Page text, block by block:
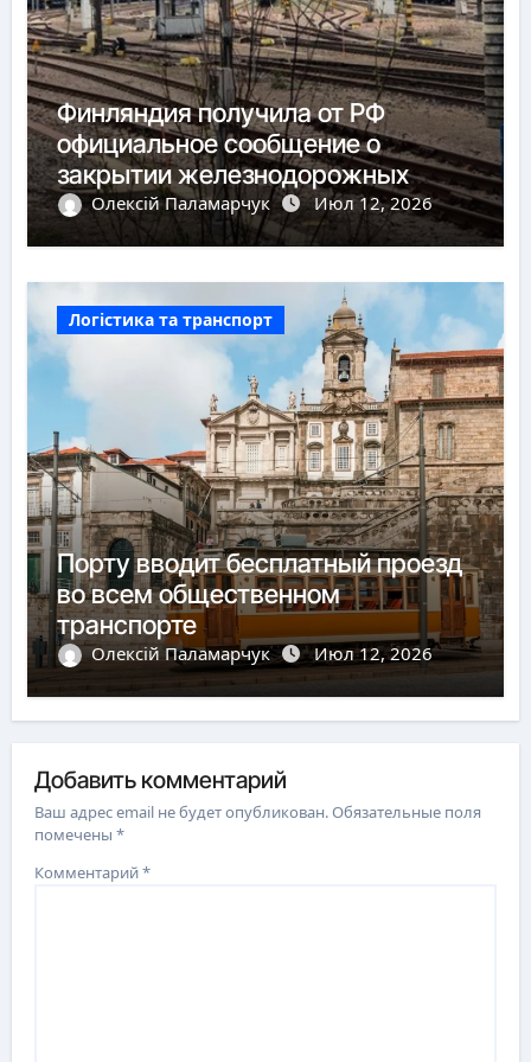
Финляндия получила от РФ
официальное сообщение о
закрытии железнодорожных
пунктов пропуска
Олексій Паламарчук Июл 12, 2026
Логістика та транспорт
Порту вводит бесплатный проезд
во всем общественном
транспорте
Олексій Паламарчук Июл 12, 2026
Добавить комментарий
Ваш адрес email не будет опубликован.Обязательные поля
помечены*
Комментарий*